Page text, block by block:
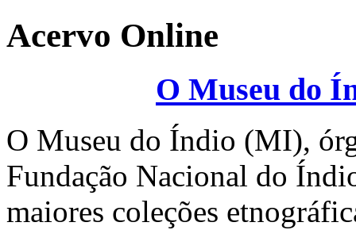
Acervo Online
O Museu do
O Museu do Índio (MI),
Fundação Nacional do
maiores coleções